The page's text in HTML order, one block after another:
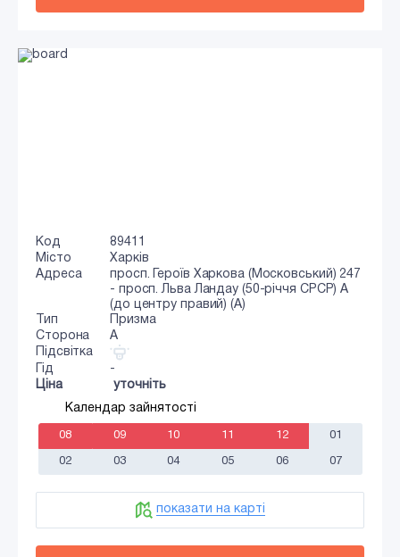
Код
89411
Місто
Харків
Адреса
просп. Героїв Харкова (Московський) 247
- просп. Льва Ландау (50-річчя СРСР) А
(до центру правий) (А)
Тип
Призма
Сторона
A
Підсвітка
Гід
-
Ціна
уточніть
Календар зайнятості
08 09 10 11 12 01
02 03 04 05 06 07
показати на карті